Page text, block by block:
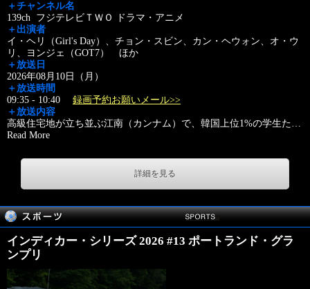
＋チャンネル名
139ch フジテレビＴＷＯ ドラマ・アニメ
＋出演者
イ・ヘリ（Girl's Day）、チョン・スビン、カン・ヘウォン、オ・ウ
リ、ヨンジェ（GOT7） ほか
＋放送日
2026年08月10日（月）
＋放送時間
09:35 - 10:40 録画予約お願いメール>>
＋放送内容
高級住宅地が立ち並ぶ江南（カンナム）で、韓国上位1%の学生た…
Read More
詳細を見る
インディカー・シリーズ 2026 #13 ポートランド・グラ
ンプリ